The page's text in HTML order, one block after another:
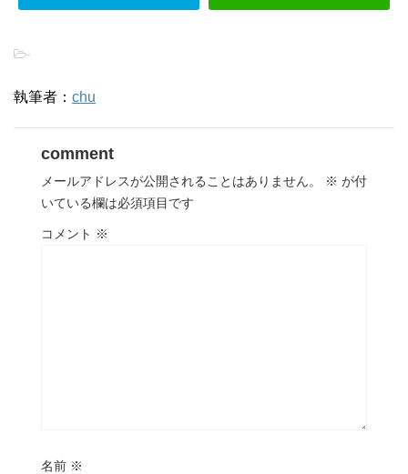
-
執筆者： chu
comment
メールアドレスが公開されることはありません。 ※ が付
いている欄は必須項目です
コメント ※
名前 ※